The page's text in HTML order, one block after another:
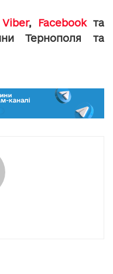
Viber, Facebookта
Тернополя та